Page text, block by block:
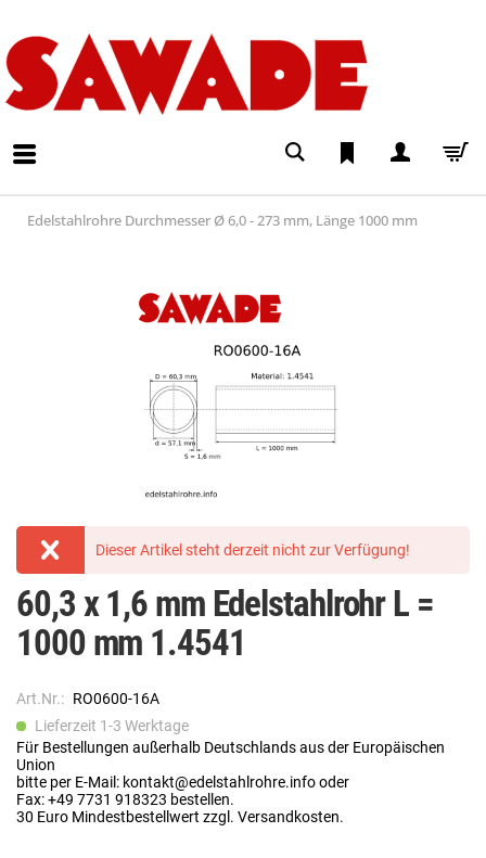
Edelstahlrohre Durchmesser Ø 6,0 - 273 mm, Länge 1000 mm
Dieser Artikel steht derzeit nicht zur Verfügung!
60,3 x 1,6 mm Edelstahlrohr L =
1000 mm 1.4541
Art.Nr.: RO0600-16A
Lieferzeit 1-3 Werktage
Für Bestellungen außerhalb Deutschlands aus der Europäischen
Union
bitte per E-Mail: kontakt@edelstahlrohre.info oder
Fax: +49 7731 918323 bestellen.
30 Euro Mindestbestellwert zzgl. Versandkosten.